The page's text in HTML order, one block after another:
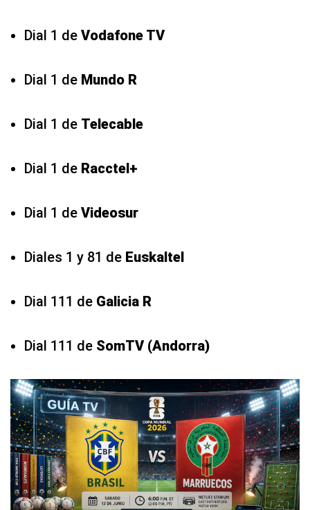
Dial 1 de Vodafone TV
Dial 1 de Mundo R
Dial 1 de Telecable
Dial 1 de Racctel+
Dial 1 de Videosur
Diales 1 y 81 de Euskaltel
Dial 111 de Galicia R
Dial 111 de SomTV (Andorra)